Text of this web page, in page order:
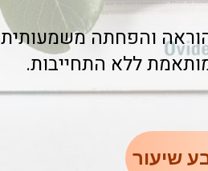
והפחתה
ללא התחייבות.
שיעור